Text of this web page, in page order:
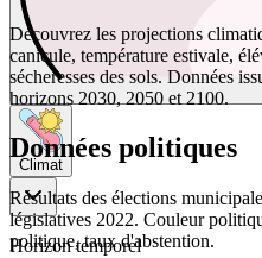
Climat
Horizon temporel
Découvrez les projections
canicule, température estivale,
sécheresses des sols. Données
horizons 2030, 2050 et 2100.
Données politiques
Résultats des élections
législatives 2022. Couleur
politique, taux d'abstention.